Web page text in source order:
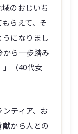
のおじいち
らえて、そ
になりまし
から一歩踏み
」（40代女
ティア、お
献から人との